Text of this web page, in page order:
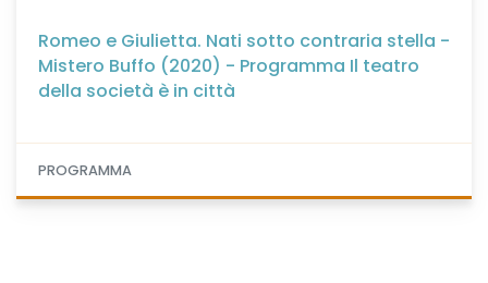
Romeo e Giulietta. Nati sotto contraria stella -
Mistero Buffo (2020) - Programma Il teatro
della società è in città
PROGRAMMA